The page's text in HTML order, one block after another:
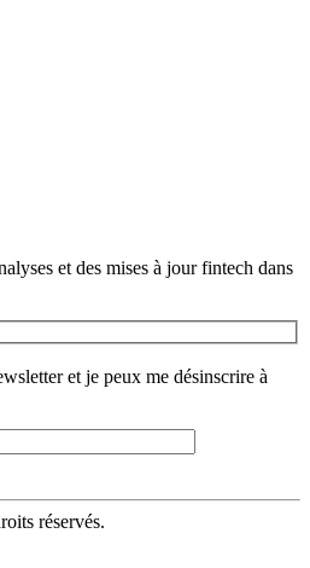
et des mises à jour fintech dans
et je peux me désinscrire à
réservés.